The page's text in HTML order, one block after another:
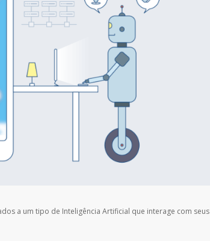
a um tipo de Inteligência Artificial que interage com seus